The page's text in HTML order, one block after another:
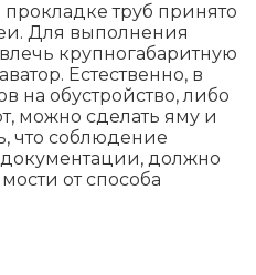
труб принято
Для выполнения
крупногабаритную
Естественно, в
на обустройство, либо
можно сделать яму и
что соблюдение
должно
от способа